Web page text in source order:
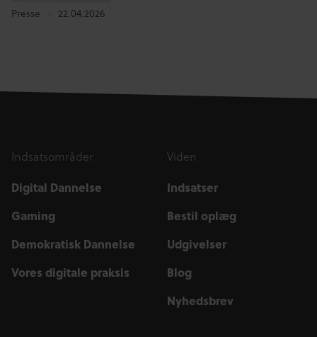
Presse 22.04.2026
Indsatsområder
Digital Dannelse
Gaming
Demokratisk Dannelse
Vores digitale praksis
Viden
Indsatser
Bestil oplæg
Udgivelser
Blog
Nyhedsbrev